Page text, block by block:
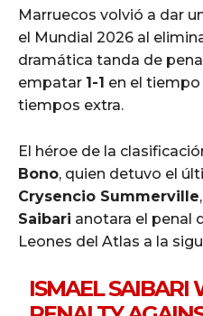
Marruecos volvió a dar
el Mundial 2026 al
dramática tanda de
empatar 1-1 en el
tiempos extra.
El héroe de la
Bono, quien detuvo el
Crysencio Summerville
Saibari anotara el penal
Leones del Atlas a la
ISMAEL SAIBARI